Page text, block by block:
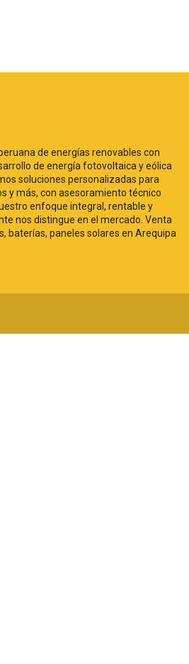
de energías renovables con
de energía fotovoltaica y eólica
soluciones personalizadas para
y más, con asesoramiento técnico
enfoque integral, rentable y
nos distingue en el mercado. Venta
baterías, paneles solares en Arequipa